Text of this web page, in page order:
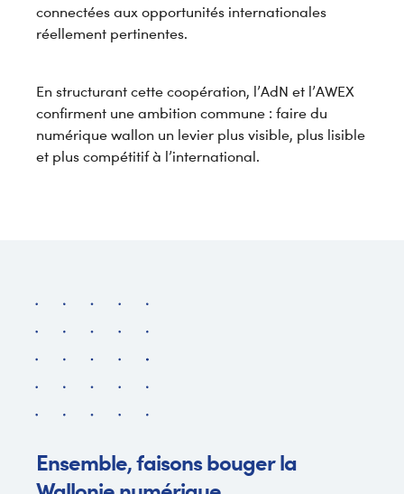
connectées aux opportunités internationales
réellement pertinentes.
En structurant cette coopération, l’AdN et l’AWEX
confirment une ambition commune : faire du
numérique wallon un levier plus visible, plus lisible
et plus compétitif à l’international.
Ensemble, faisons bouger la